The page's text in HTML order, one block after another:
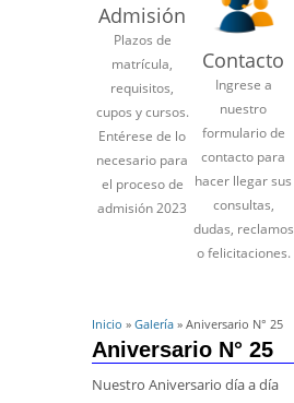
Admisión
Plazos de
matrícula,
requisitos,
cupos y cursos.
Entérese de lo
necesario para
el proceso de
admisión 2023
Contacto
Ingrese a
nuestro
formulario de
contacto para
hacer llegar sus
consultas,
dudas, reclamos
o felicitaciones.
Inicio » Galería » Aniversario N° 25
Aniversario N° 25
Nuestro Aniversario día a día